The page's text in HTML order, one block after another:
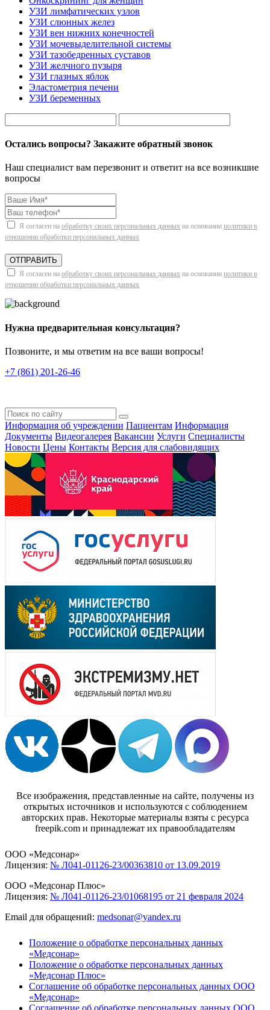
УЗИ лимфатических узлов
УЗИ слюнных желез
УЗИ вен нижних конечностей
УЗИ мочевыделительной системы
УЗИ тазобедренных суставов
УЗИ желчного пузыря
УЗИ глазных яблок
Эластометрия печени
УЗИ беременных
Остались вопросы? Закажите обратный звонок
Наш специалист вам перезвонит и ответит на все возникшие
вопросы
Я согласен на обработку своих персональных данных на основании политики в
отношении обработки персональных данных
ОТПРАВИТЬ
Я согласен на обработку своих персональных данных на основании политики в
отношении обработки персональных данных
Нужна предварительная консультация?
Позвоните, и мы ответим на все ваши вопросы!
+7 (861) 201-26-46
Информация об учреждении Пациентам Информация
Документы Видеогалерея Вакансии Услуги Специалисты
Новости Цены Контакты Версия для слабовидящих
Все изображения, представленные на сайте, получены из
открытых источников и используются с соблюдением
авторских прав. Некоторые материалы взяты с ресурса
freepik.com и принадлежат их правообладателям
ООО «Медсонар»
Лицензия: № Л041-01126-23/00363810 от 13.09.2019
ООО «Медсонар Плюс»
Лицензия: № Л041-01126-23/01068195 от 21 февраля 2024
Email для обращений: medsonar@yandex.ru
Положение о обработке персональных данных
«Медсонар»
Положение о обработке персональных данных
«Медсонар Плюс»
Соглашение об обработке персональных данных ООО
«Медсонар»
Соглашение об обработке персональных данных ООО